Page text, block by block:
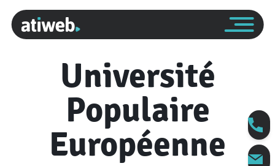
Université
Populaire
Européenne